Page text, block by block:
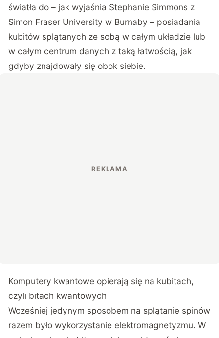
światła do – jak wyjaśnia Stephanie Simmons z
Simon Fraser University w Burnaby – posiadania
kubitów splątanych ze sobą w całym układzie lub
w całym centrum danych z taką łatwością, jak
gdyby znajdowały się obok siebie.
Komputery kwantowe opierają się na kubitach,
czyli bitach kwantowych
Wcześniej jedynym sposobem na splątanie spinów
razem było wykorzystanie elektromagnetyzmu. W